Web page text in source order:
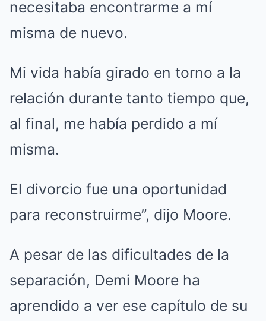
necesitaba encontrarme a mí
misma de nuevo.
Mi vida había girado en torno a la
relación durante tanto tiempo que,
al final, me había perdido a mí
misma.
El divorcio fue una oportunidad
para reconstruirme”, dijo Moore.
A pesar de las dificultades de la
separación, Demi Moore ha
aprendido a ver ese capítulo de su